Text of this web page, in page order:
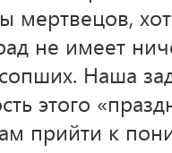
мертвецов,
не имеет
Наша
этого
прийти к